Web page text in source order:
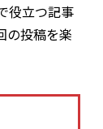
役立つ記事
の投稿を楽